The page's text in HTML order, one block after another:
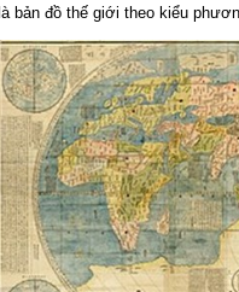
là bản đồ thế giới theo kiểu